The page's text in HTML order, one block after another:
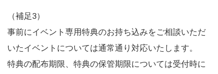
（補足3）
事前にイベント専用特典のお持ち込みをご相談いただ
いたイベントについては通常通り対応いたします。
特典の配布期限、特典の保管期限については受付時に